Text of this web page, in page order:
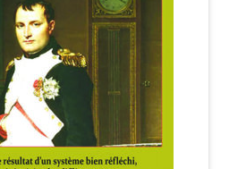
et cookies